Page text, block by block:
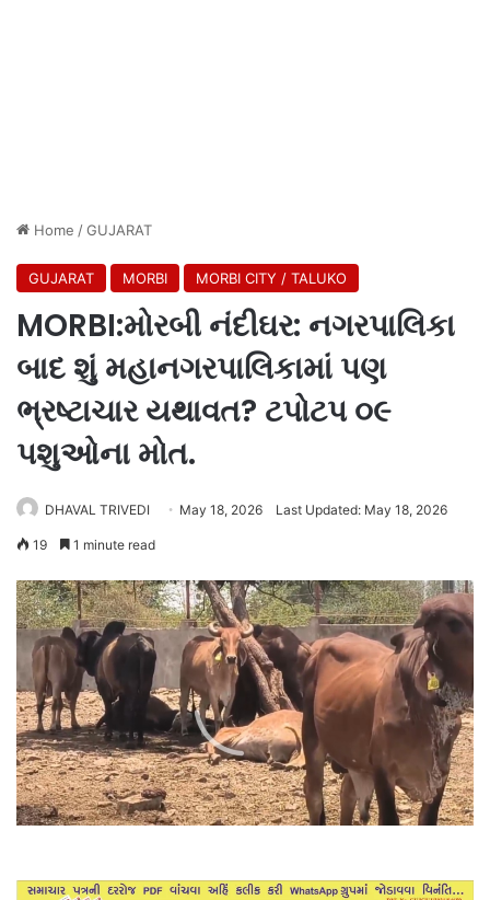
Home /GUJARAT
GUJARAT MORBI MORBI CITY / TALUKO
MORBI:મોરબી નંદીઘર: નગરપાલિકા
બાદ શું મહાનગરપાલિકામાં પણ
ભ્રષ્ટાચાર યથાવત? ટપોટપ ૦૯
પશુઓના મોત.
DHAVAL TRIVEDI May 18, 2026 Last Updated: May 18, 2026
19 1 minute read